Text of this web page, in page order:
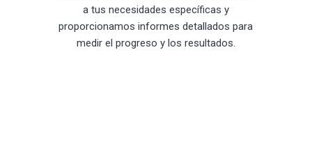
a tus necesidades específicas y
proporcionamos informes detallados para
medir el progreso y los resultados.